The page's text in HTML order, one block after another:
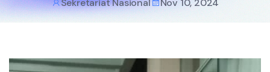
Sekretariat Nasional Nov 10, 2024